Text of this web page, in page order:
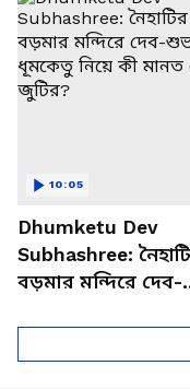
Dhumketu Dev
Subhashree:
বড়মার মন্দিরে দেব-
10:05